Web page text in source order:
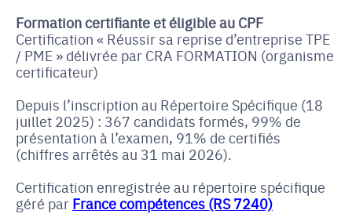
Formation certifiante et éligible au CPF
Certification « Réussir sa reprise d’entreprise TPE
/ PME » délivrée par CRA FORMATION (organisme
certificateur)
Depuis l’inscription au Répertoire Spécifique (18
juillet 2025) : 367 candidats formés, 99% de
présentation à l’examen, 91% de certifiés
(chiffres arrêtés au 31 mai 2026).
Certification enregistrée au répertoire spécifique
géré par France compétences (RS 7240)